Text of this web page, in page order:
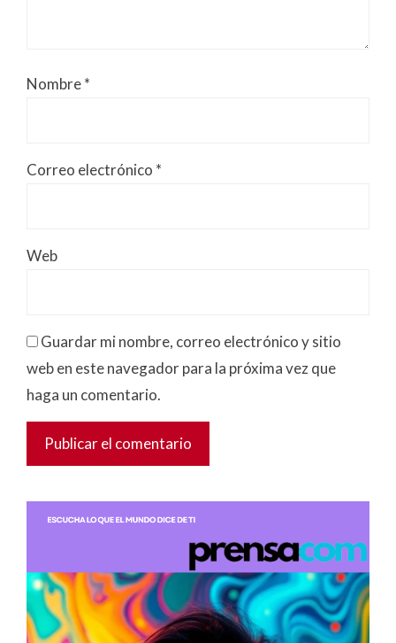
Nombre*
Correo electrónico *
Web
Guardar mi nombre, correo electrónico y sitio
web en este navegador para la próxima vez que
haga un comentario.